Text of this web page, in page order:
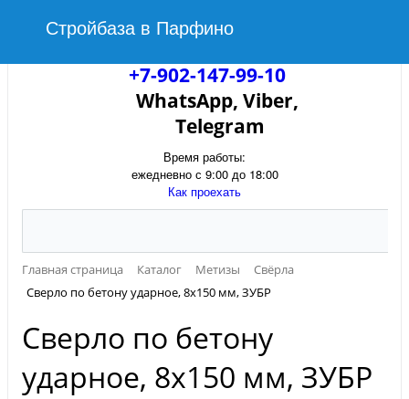
Стройбаза в Парфино
+7-902-147-99-10
WhatsApp, Viber,
Telegram
Время работы:
ежедневно с 9:00 до 18:00
Как проехать
Главная страница Каталог Метизы
Свёрла
Сверло по бетону ударное, 8х150 мм, ЗУБР
Сверло по бетону
ударное, 8х150 мм, ЗУБР